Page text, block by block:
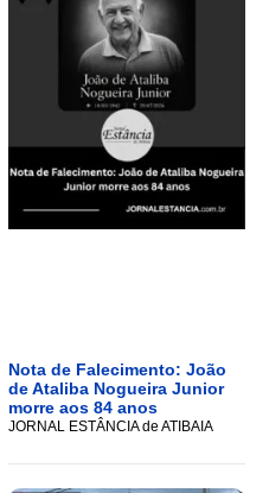
Nota de Falecimento: João
de Ataliba Nogueira Junior
morre aos 84 anos
JORNAL ESTÂNCIA de ATIBAIA